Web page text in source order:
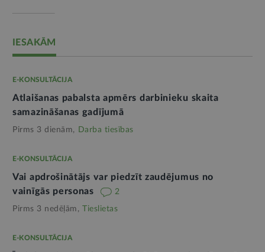
IESAKĀM
E-KONSULTĀCIJA
Atlaišanas pabalsta apmērs darbinieku skaita
samazināšanas gadījumā
Pirms 3 dienām, Darba tiesības
E-KONSULTĀCIJA
Vai apdrošinātājs var piedzīt zaudējumus no
vainīgās personas
2
Pirms 3 nedēļām, Tieslietas
E-KONSULTĀCIJA